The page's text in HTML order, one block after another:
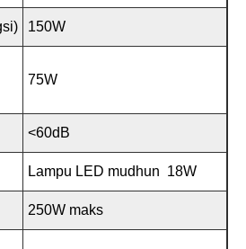
150W
75W
<60dB
Lampu LED mudhun 18W
250W maks